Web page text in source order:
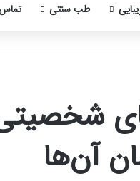
طب سنتی تماس
آن‌ها
نحوه
ماساژ
صورت
بعد